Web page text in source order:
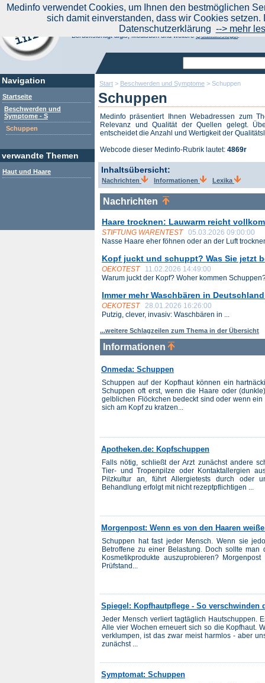
Start > Beschwerden und Symptome > Schuppen
Schuppen
Medinfo präsentiert Ihnen Webadressen zum
Relevanz und Qualität der Quellen gelegt.
entscheidet die Anzahl und Wertigkeit der
Webcode dieser Medinfo-Rubrik lautet: 4869r
Inhaltsübersicht:
Nachrichten Informationen Lexika
Nachrichten
Haare trocknen: Lauwarm reicht
STIFTUNG WARENTEST
05.03.2026 09:00:00
Nasse Haare eher föhnen oder an der Luft
Kopf juckt und schuppt? Was Sie jetzt
OEKOTEST
11.02.2026 14:49:00
Warum juckt der Kopf? Woher kommen
Immer mehr Waschbären in
OEKOTEST
28.01.2026 16:26:00
Putzig, clever, invasiv: Waschbären in ...
...weitere Schlagzeilen zum Thema in der Übersicht
Informationen
Onmeda: Schuppen
Schuppen auf der Kopfhaut können ein
Schuppen oft erst, wenn die Haare oder
gelblichen Flöckchen bedeckt sind oder wenn
sich am Kopf zu kratzen...
Apotheken.de: Kopfschuppen
Falls nötig, schließt der Arzt zunächst andere
Tier- und Tropenpilze oder Kontaktallergien
Pilzkultur an, führt Allergietests durch oder
Behandlung erfolgt mit nicht rezeptpflichtigen ...
Morgenpost: Wenn es von den Haaren
Schuppen hat fast jeder Mensch. Wenn sie
Betroffene zu einer Belastung. Doch sollte
Kosmetikprodukte auszuprobieren?
Prüfstand...
Spiegel: Kopfhautpflege - So verschwinden
Jeder Mensch verliert tagtäglich Hautschuppen.
Alle vier Wochen erneuert sich so die Kopfhaut.
verklumpen, ist das zwar meist harmlos - aber
zunächst ...
Symptomat: Schuppen
Navigation
Startseite
Beschwerden und
Symptome - S
Schuppen
verwandte Themen
Haut und Haare
Aktuelle Nachrichten|
Suchen Sie noch oder Finden Sie schon?
Medinfo.de - Meta-Portal für Gesundheitsthemen
Berücksichtigt afgis, Medisuch und weitereQualitätssiegel.
Medinfo verwendet Cookies, um Ihnen den bestmöglichen
sich damit einverstanden, dass wir Cookies
Datenschutzerklärung --> mehr